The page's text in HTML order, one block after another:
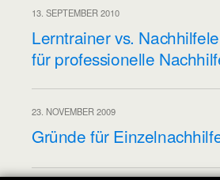
13. SEPTEMBER 2010
Lerntrainer vs.
für professionelle
23. NOVEMBER 2009
Gründe für